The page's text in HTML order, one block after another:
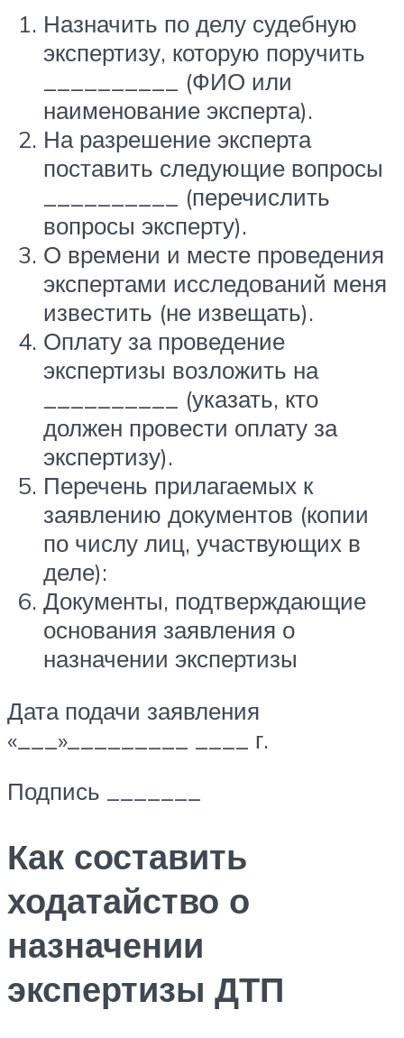
Назначить по делу судебную
экспертизу, которую поручить
__________ (ФИО или
наименование эксперта).
На разрешение эксперта
поставить следующие вопросы
__________ (перечислить
вопросы эксперту).
О времени и месте проведения
экспертами исследований меня
известить (не извещать).
Оплату за проведение
экспертизы возложить на
__________ (указать, кто
должен провести оплату за
экспертизу).
Перечень прилагаемых к
заявлению документов (копии
по числу лиц, участвующих в
деле):
Документы, подтверждающие
основания заявления о
назначении экспертизы
Дата подачи заявления
«___»_________ ____ г.
Подпись _______
Как составить
ходатайство о
назначении
экспертизы ДТП